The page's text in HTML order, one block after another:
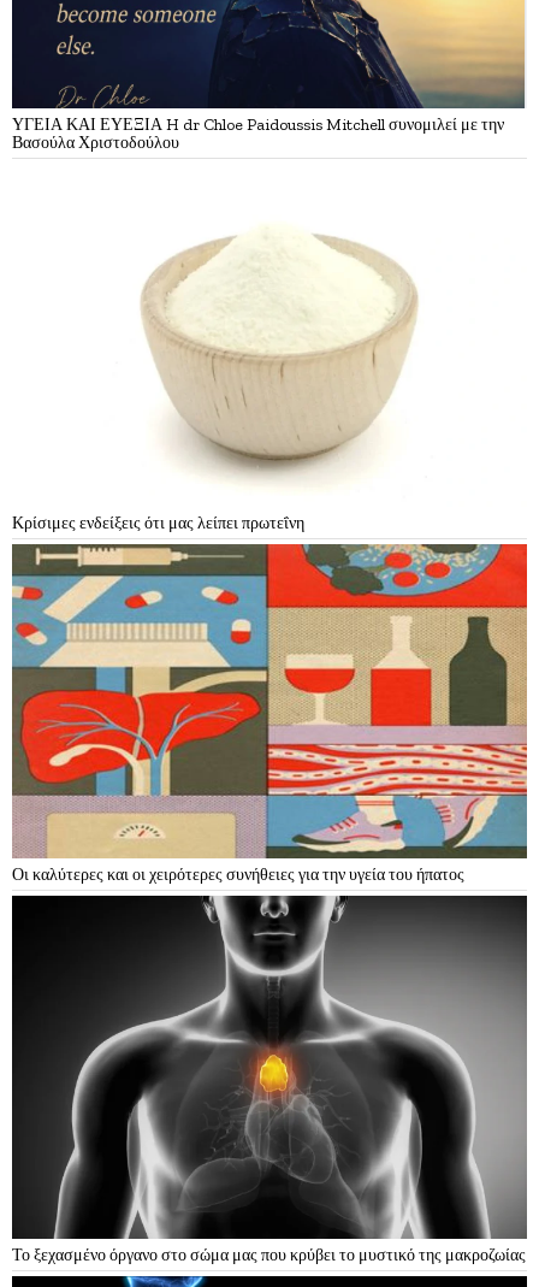
ΥΓΕΙΑ ΚΑΙ ΕΥΕΞΙΑ H dr Chloe Paidoussis Mitchell συνομιλεί με την
Βασούλα Χριστοδούλου
Κρίσιμες ενδείξεις ότι μας λείπει πρωτεΐνη
Οι καλύτερες και οι χειρότερες συνήθειες για την υγεία του ήπατος
Το ξεχασμένο όργανο στο σώμα μας που κρύβει το μυστικό της μακροζωίας